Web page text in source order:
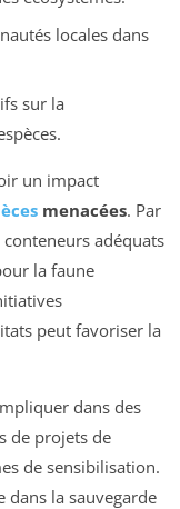
locales dans
sur la
un impact
menacées. Par
adéquats
la faune
peut favoriser la
dans des
de projets de
de sensibilisation.
la sauvegarde